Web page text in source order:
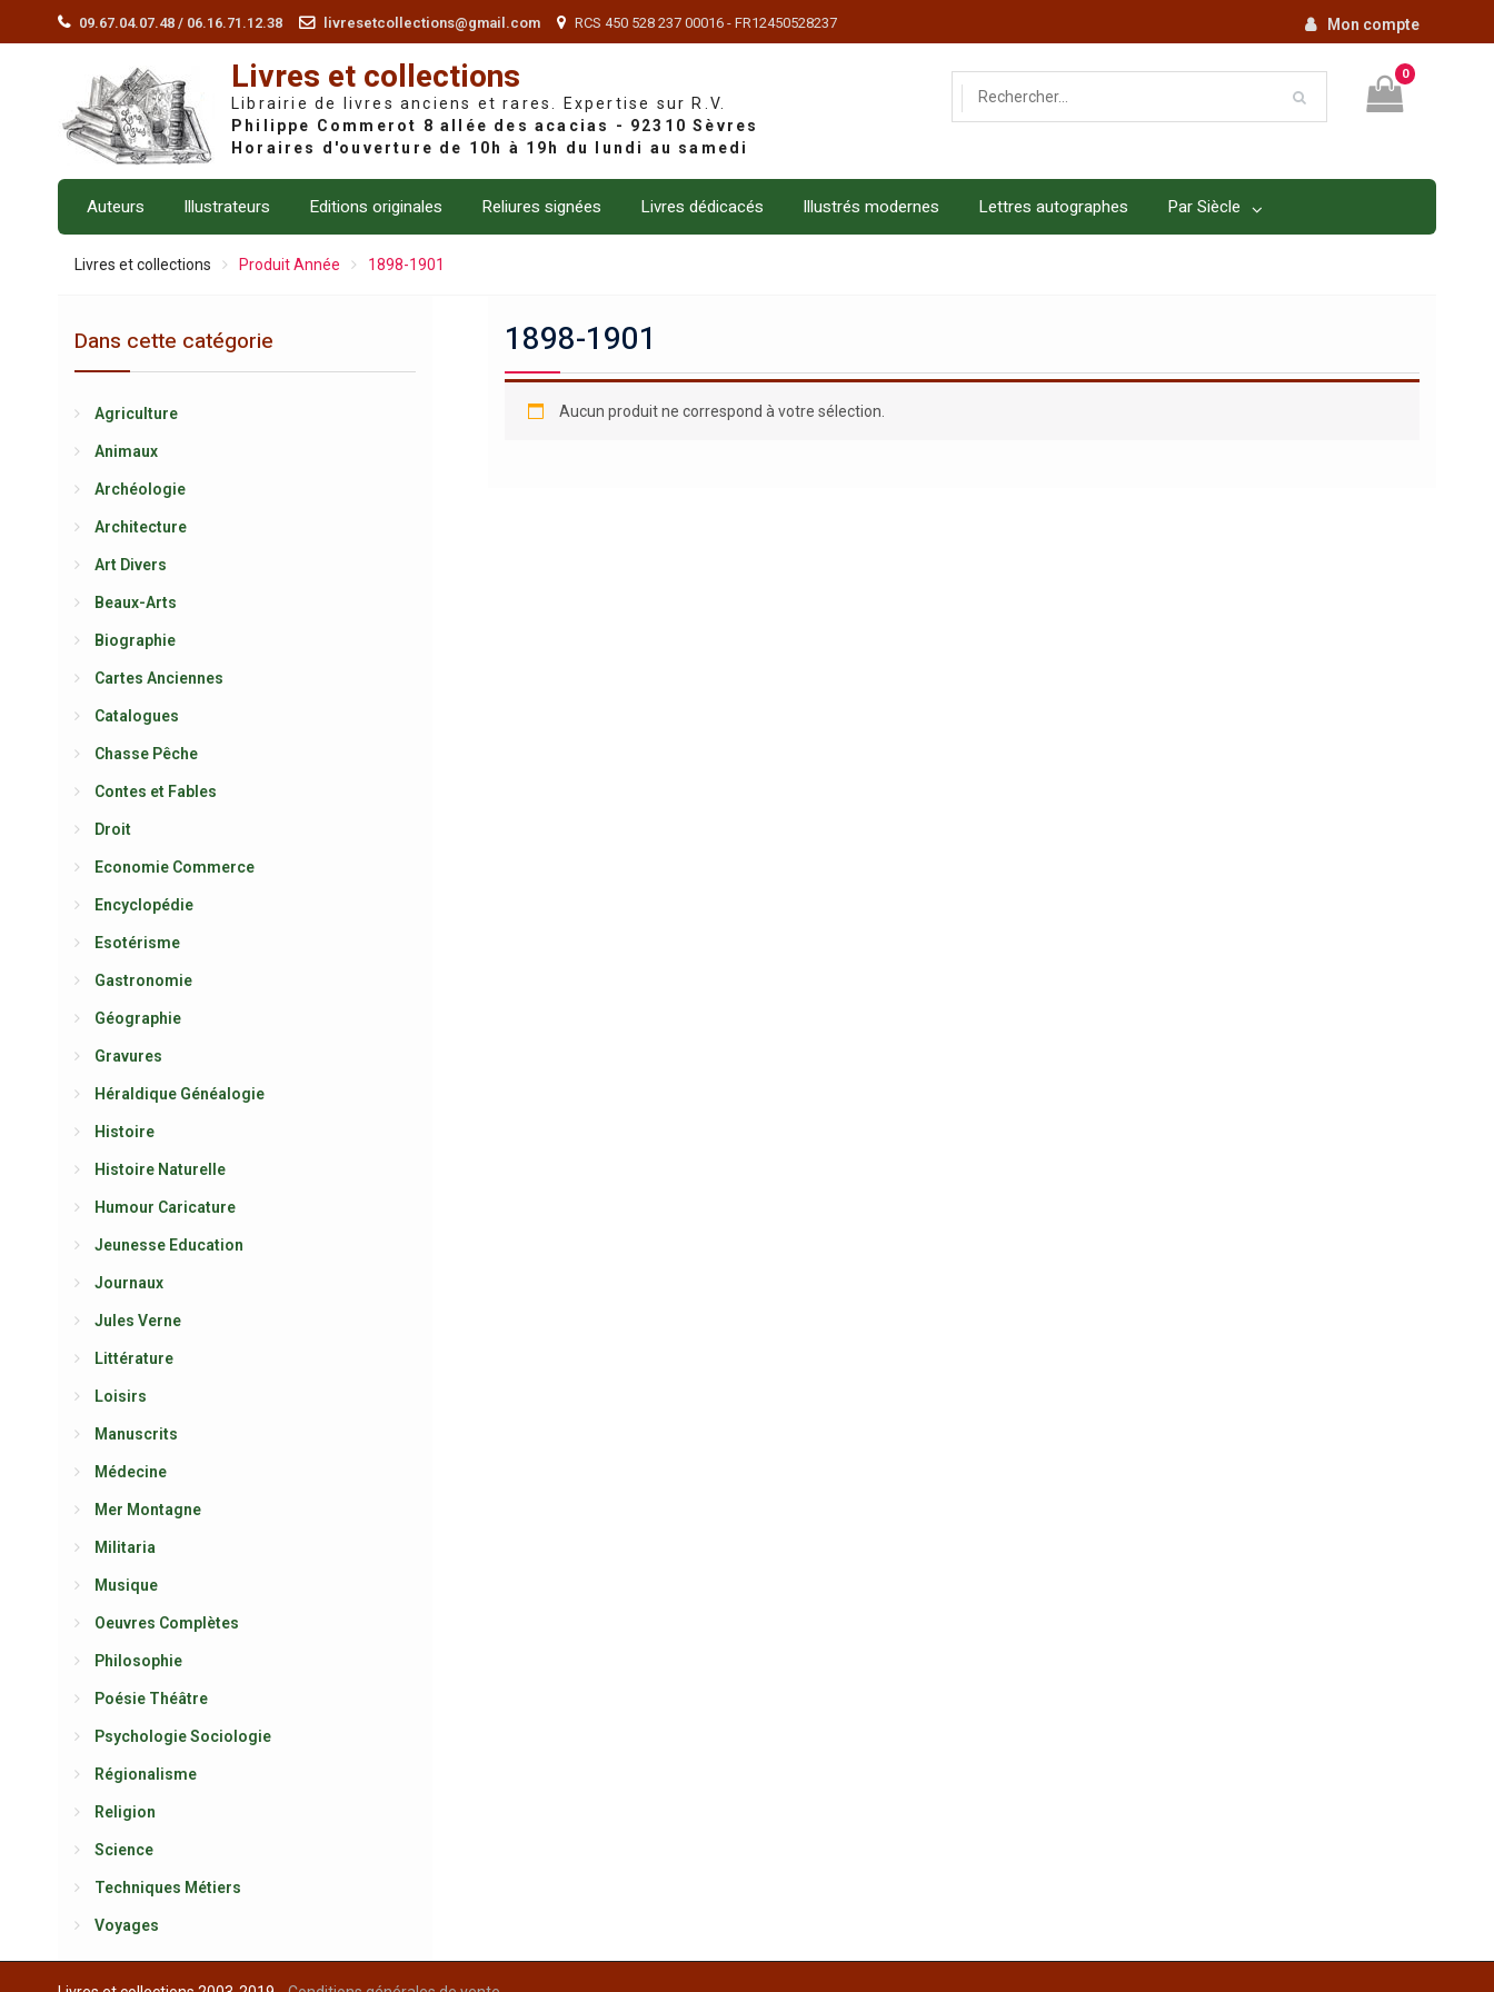
09.67.04.07.48 / 06.16.71.12.38 livresetcollections@gmail.com RCS 450 528 237 00016 - FR12450528237 Mon compte
Livres et collections
Librairie de livres anciens et rares. Expertise sur R.V.
0
Auteurs Illustrateurs Editions originales Reliures signées Livres dédicacés Illustrés modernes Lettres autographes Par Siècle
Livres et collections Produit Année 1898-1901
1898-1901
Aucun produit ne correspond à votre sélection.
Dans cette catégorie
Agriculture
Animaux
Archéologie
Architecture
Art Divers
Beaux-Arts
Biographie
Cartes Anciennes
Catalogues
Chasse Pêche
Contes et Fables
Droit
Economie Commerce
Encyclopédie
Esotérisme
Gastronomie
Géographie
Gravures
Héraldique Généalogie
Histoire
Histoire Naturelle
Humour Caricature
Jeunesse Education
Journaux
Jules Verne
Littérature
Loisirs
Manuscrits
Médecine
Mer Montagne
Militaria
Musique
Oeuvres Complètes
Philosophie
Poésie Théâtre
Psychologie Sociologie
Régionalisme
Religion
Science
Techniques Métiers
Voyages